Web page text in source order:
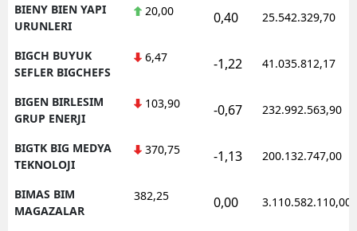
BIENY BIEN YAPI
URUNLERI
20,00 0,40 25.542.329,70
BIGCH BUYUK
SEFLER BIGCHEFS
6,47 -1,22 41.035.812,17
BIGEN BIRLESIM
GRUP ENERJI
103,90 -0,67 232.992.563,90
BIGTK BIG MEDYA
TEKNOLOJI
370,75 -1,13 200.132.747,00
BIMAS BIM
MAGAZALAR
382,25 0,00 3.110.582.110,00